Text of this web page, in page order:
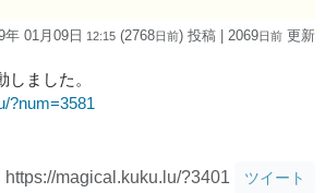
年 01月09日 12:15 (2768日前) 投稿 | 2069日前 更新
ました。
?num=3581
https://magical.kuku.lu/?3401 ツイート